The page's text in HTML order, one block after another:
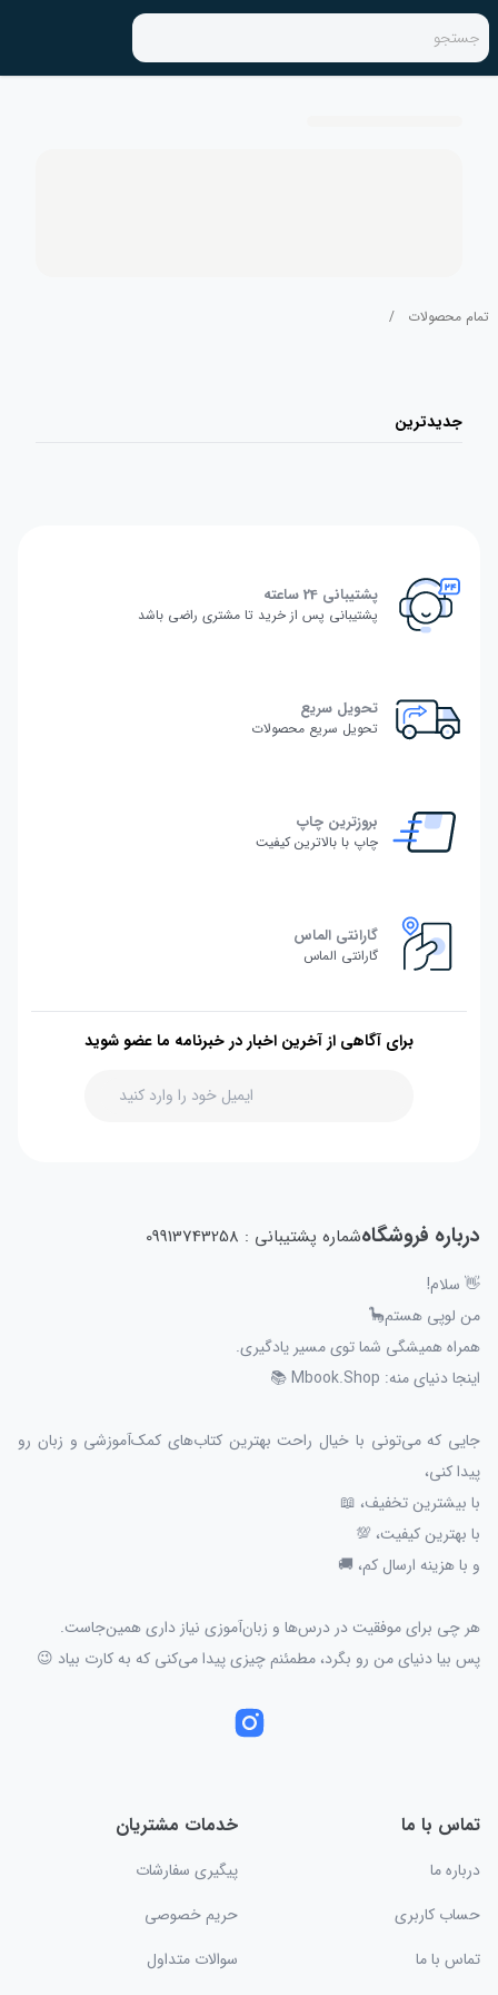
جستجو
تمام محصولات /
جدیدترین
پشتیبانی 24 ساعته
پشتیبانی پس از خرید تا مشتری راضی باشد
تحویل سریع
تحویل سریع محصولات
بروزترین چاپ
چاپ با بالاترین کیفیت
گارانتی الماس
گارانتی الماس
برای آگاهی از آخرین اخبار در خبرنامه ما عضو شوید
درباره فروشگاهشماره پشتیبانی : 09913743258
👋 سلام!
من لوپی هستم🦕
همراه همیشگی شما توی مسیر یادگیری.
اینجا دنیای منه: Mbook.Shop 📚
جایی که می‌تونی با خیال راحت بهترین کتاب‌های کمک‌آموزشی و زبان رو
پیدا کنی،
با بیشترین تخفیف، 📖
با بهترین کیفیت، 💯
و با هزینه ارسال کم، 🚚
هر چی برای موفقیت در درس‌ها و زبان‌آموزی نیاز داری همین‌جاست.
پس بیا دنیای من رو بگرد، مطمئنم چیزی پیدا می‌کنی که به کارت بیاد 😉
تماس با ما
درباره ما
حساب کاربری
تماس با ما
خدمات مشتریان
پیگیری سفارشات
حریم خصوصی
سوالات متداول